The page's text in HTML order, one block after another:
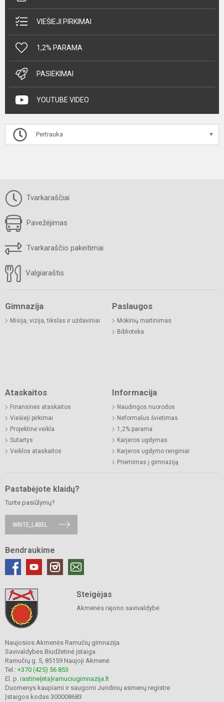
VIEŠIEJI PIRKIMAI
1,2% PARAMA
PASIEKIMAI
YOUTUBE VIDEO
Pertrauka
Tvarkaraščiai
Pavežėjimas
Tvarkaraščio pakeitimai
Valgiaraštis
Gimnazija
Misija, vizija, tikslas ir uždaviniai
Paslaugos
Mokinių maitinimas
Biblioteka
Ataskaitos
Finansinės ataskaitos
Viešieji pirkimai
Projektinė veikla
Sutartys
Veiklos ataskaitos
Informacija
Naudingos nuorodos
Neformalus švietimas
1,2% parama
Karjeros ugdymas
Karjeros ugdymo renginiai
Priėmimas į gimnaziją
Pastabėjote klaidų?
Turite pasiūlymų?
WRITE_LABEL
Bendraukime
Steigėjas
Akmenės rajono savivaldybė
Naujosios Akmenės Ramučių gimnazija
Savivaldybės Biudžetinė įstaiga.
Ramučių g. 5, 85159 Naujoji Akmenė
Tel.: +370 (425) 56 853
El. p. rastine{eta}ramuciugimnazija.lt
Duomenys kaupiami ir saugomi Juridinių asmenų registre
Įstaigos kodas 300008683